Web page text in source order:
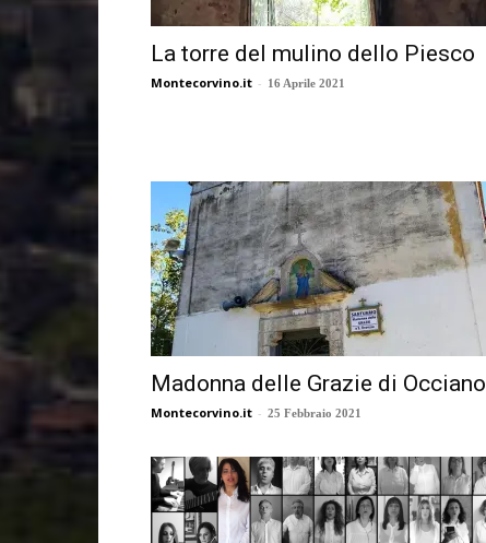
La torre del mulino dello Piesco
Montecorvino.it - 16 Aprile 2021
Madonna delle Grazie di Occiano
Montecorvino.it - 25 Febbraio 2021